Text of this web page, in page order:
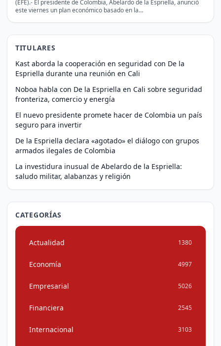
(EFE).- El presidente de Colombia, Abelardo de la Espriella, anunció
este viernes un plan económico basado en la…
TITULARES
Kast aborda la cooperación en seguridad con De la
Espriella durante una reunión en Cali
Noboa habla con De la Espriella en Cali sobre seguridad
fronteriza, comercio y energía
El nuevo presidente promete hacer de Colombia un país
seguro para invertir
De la Espriella declara «agotado» el diálogo con grupos
armados ilegales de Colombia
La investidura inusual de Abelardo de la Espriella:
saludo militar, alabanzas y religión
CATEGORÍAS
Actualidad 1380
Economía 4997
Empresarial 5026
Financiera 2545
Internacional 3103